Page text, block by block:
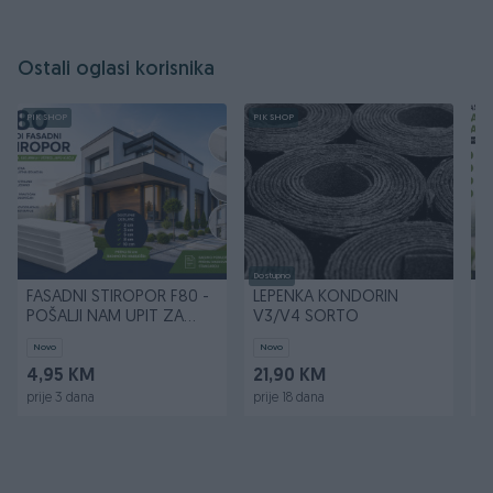
Ostali oglasi korisnika
PIK SHOP
FASADNI STIROPOR F80 -
POŠALJI NAM UPIT ZA
Novo
4,95 KM
prije 3 dana
PIK SHOP
Dostupno
LEPENKA KONDORIN
V3/V4 SORTO
Novo
21,90 KM
prije 18 dana